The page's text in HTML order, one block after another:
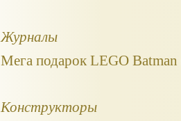
Журналы
Мега подарок LEGO
Конструкторы